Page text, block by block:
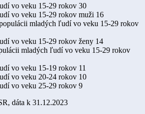
vo veku 15-29 rokov 30
vo veku 15-29 rokov muži 16
mladých ľudí vo veku 15-29 rokov
vo veku 15-29 rokov ženy 14
mladých ľudí vo veku 15-29 rokov
vo veku 15-19 rokov 11
vo veku 20-24 rokov 10
vo veku 25-29 rokov 9
dáta k 31.12.2023